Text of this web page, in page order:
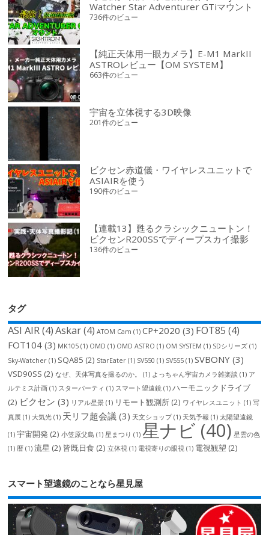
Watcher Star Adventurer GTiマウント
736件のビュー
【純正天体用一眼カメラ】E-M1 MarkII
ASTROレビュー【OM SYSTEM】
663件のビュー
宇宙を立体視する3D映像
201件のビュー
ビクセン赤道儀・ワイヤレスユニットで
ASIAIRを使う
190件のビュー
【連載13】甦るクラシックニュートン！
ビクセンR200SSでディープスカイ撮影
136件のビュー
タグ
ASI AIR(4) Askar(4) ATOM Cam (1) CP+2020 (3) FOT85 (4)
FOT104 (3) MK105 (1) OMD (1) OMD ASTRO (1) OM SYSTEM (1) SDシリーズ (1)
Sky-Watcher (1) SQA85 (2) StarEater (1) SV550 (1) SV555 (1) SVBONY (3)
VSD90SS (2) なぜ、天体写真を撮るのか。 (1) よっちゃん宇宙カメラ雑楽談 (1) ア
ルテミス計画 (1) スターパーティ (1) スマート望遠鏡 (1) ハーモニックドライブ
(2) ビクセン (3) リアル星景 (1) リモート観測所 (2) ワイヤレスユニット (1) 写
真展 (1) 大気光 (1) 天リフ超会議 (3) 天文ショップ(1) 天気予報 (1) 太陽望遠鏡
(1) 宇宙開発 (2) 小笠原父島 (1) 星まつり (1) 星ナビ (40) 星雲の色
(1) 暦 (1) 流星 (2) 皆既日食 (2) 立体視 (1) 電視寄りの眼視 (1) 電視観望 (2)
スマート望遠鏡のことなら星見屋